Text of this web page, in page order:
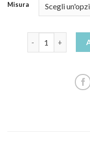
Misura
stivaletti